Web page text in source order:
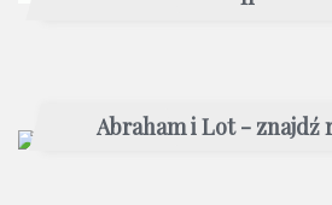
Abraham i Lot - znajdź